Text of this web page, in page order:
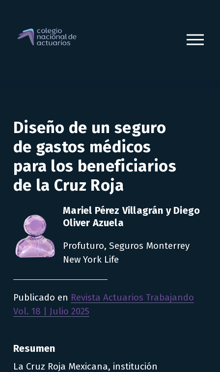
A
b
Diseño de un seguro
de gastos médicos
para los beneficiarios
de la Cruz Roja
Mariel Pérez Villagrán y Diego
Oliver Azuela
Profuturo, Seguros Monterrey
New York Life
Publicado en Revista Actuarios Trabajando
Vol. 18 | Julio 2025
La Cruz Roja Mexicana, institución
Resumen